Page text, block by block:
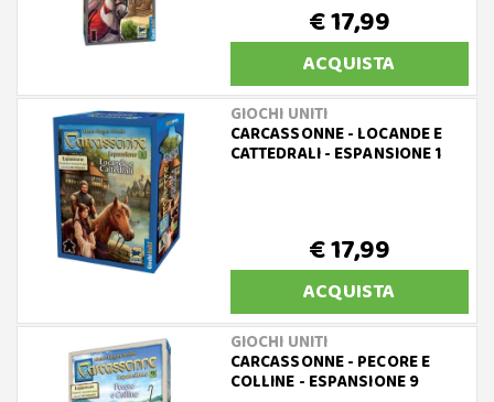
€ 17,99
ACQUISTA
GIOCHI UNITI
CARCASSONNE - LOCANDE E
CATTEDRALI - ESPANSIONE 1
€ 17,99
ACQUISTA
GIOCHI UNITI
CARCASSONNE - PECORE E
COLLINE - ESPANSIONE 9